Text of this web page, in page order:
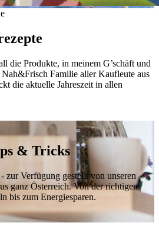
die Produkte, in meinem G’schäft und
Nah&Frisch Familie aller Kaufleute aus
die aktuelle Jahreszeit in allen
& Tricks
zur Verfügung gestellt von unseren
ganz Österreich. Von der richtigen
bis zum Energiesparen.